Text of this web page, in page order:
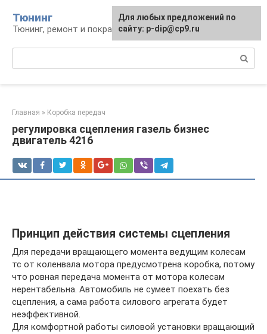
контенту
Тюнинг
Тюнинг, ремонт и покраска автомобиля
Главная » Коробка передач
регулировка сцепления газель бизнес
двигатель 4216
Принцип действия системы сцепления
Для передачи вращающего момента ведущим колесам
тс от коленвала мотора предусмотрена коробка, потому
что ровная передача момента от мотора колесам
нерентабельна. Автомобиль не сумеет поехать без
сцепления, а сама работа силового агрегата будет
неэффективной.
Для комфортной работы силовой установки вращающий
Для любых предложений по
сайту: p-dip@cp9.ru